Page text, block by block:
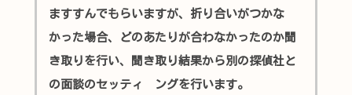
ますすんでもらいますが、折り合いがつかな
かった場合、
どのあたりが合わなかったのか聞
き取りを行い、聞き取り結果から別の探偵社と
の面談のセッティ ングを行います。